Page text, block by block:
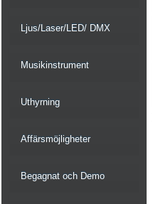
Ljus/Laser/LED/ DMX
Musikinstrument
Uthyrning
Affärsmöjligheter
Begagnat och Demo